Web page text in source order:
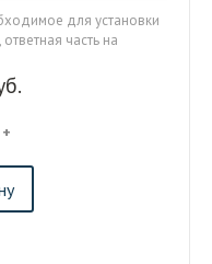
+
для установки
часть на